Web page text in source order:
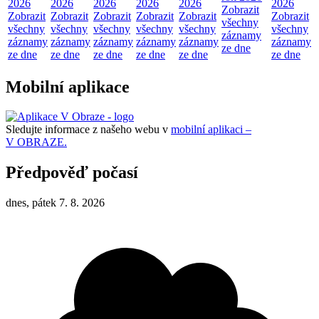
2026
Zobrazit
všechny
záznamy
ze dne
2026
Zobrazit
všechny
záznamy
ze dne
2026
Zobrazit
všechny
záznamy
ze dne
2026
Zobrazit
všechny
záznamy
ze dne
2026
Zobrazit
všechny
záznamy
ze dne
Zobrazit
všechny
záznamy
ze dne
2026
Zobrazit
všechny
záznamy
ze dne
Mobilní aplikace
Sledujte informace z našeho webu v mobilní aplikaci –
V OBRAZE.
Předpověď počasí
dnes, pátek 7. 8. 2026